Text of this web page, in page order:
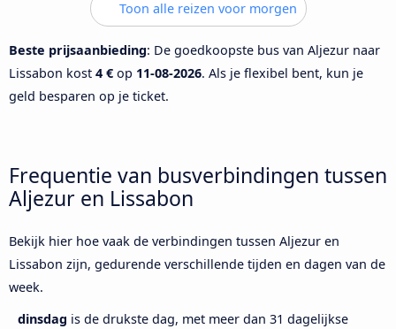
Toon alle reizen voor morgen
Beste prijsaanbieding: De goedkoopste bus van Aljezur naar
Lissabon kost 4 € op 11-08-2026. Als je flexibel bent, kun je
geld besparen op je ticket.
Frequentie van busverbindingen tussen
Aljezur en Lissabon
Bekijk hier hoe vaak de verbindingen tussen Aljezur en
Lissabon zijn, gedurende verschillende tijden en dagen van de
week.
dinsdag is de drukste dag, met meer dan 31 dagelijkse